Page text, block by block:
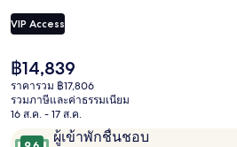
ล้วนแล้วแต่ประทับใจพนักงานและทำเลใจ
ขนส่งสาธารณะ: เดิน 4 นาทีถึง สถานีรถไ
VIP Access
ราคา
ปัจจุบัน
฿14,839
฿14,839
ราคารวม ฿17,806
รวมภาษีและค่าธรรมเนียม
16 ส.ค. - 17 ส.ค.
รีวิว ผู้เข้าพักชื่นชอบ
9.6